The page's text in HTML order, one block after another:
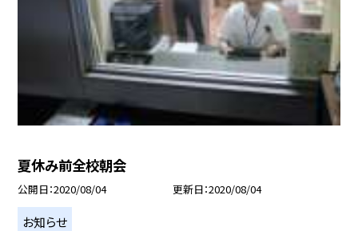
夏休み前全校朝会
公開日 2020/08/04 更新日 2020/08/04
お知らせ